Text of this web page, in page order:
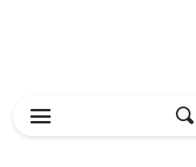
Recherche